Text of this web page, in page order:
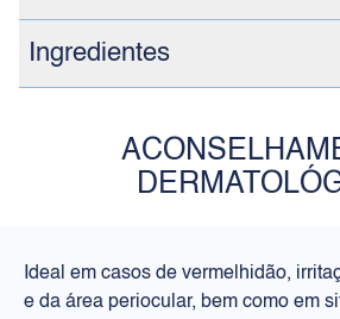
Ingredientes
Ideal em casos de vermelhidão,
e da área periocular, bem como em